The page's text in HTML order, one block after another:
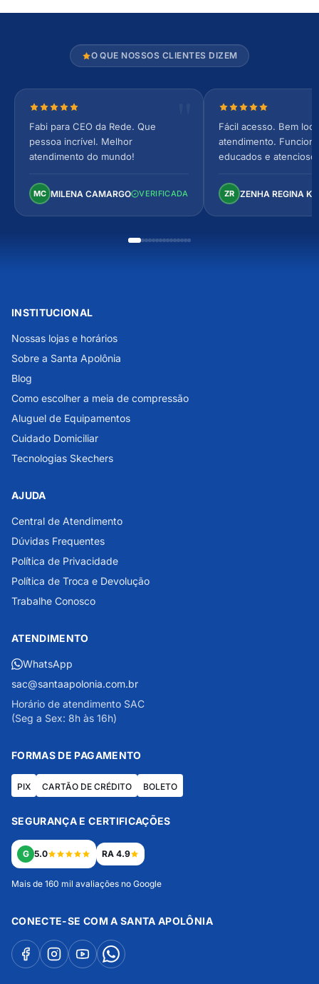
O QUE NOSSOS CLIENTES DIZEM
Nota 5 de 5 estrelas
Fabi para CEO da Rede. Que
pessoa incrível. Melhor
atendimento do mundo!
MC MILENA CAMARGO VERIFICADA
Nota 5 de 5
Fácil acesso. Bem
atendimento.
educados e
Perfeito!
ZR ZENHA REGINA
INSTITUCIONAL
Nossas lojas e horários
Sobre a Santa Apolônia
Blog
Como escolher a meia de compressão
Aluguel de Equipamentos
Cuidado Domiciliar
Tecnologias Skechers
AJUDA
Central de Atendimento
Dúvidas Frequentes
Política de Privacidade
Política de Troca e Devolução
Trabalhe Conosco
ATENDIMENTO
WhatsApp
sac@santaapolonia.com.br
Horário de atendimento SAC
(Seg a Sex: 8h às 16h)
FORMAS DE PAGAMENTO
PIX CARTÃO DE CRÉDITO BOLETO
SEGURANÇA E CERTIFICAÇÕES
G 5.0 RA 4.9
Mais de 160 mil avaliações no Google
CONECTE-SE COM A SANTA APOLÔNIA